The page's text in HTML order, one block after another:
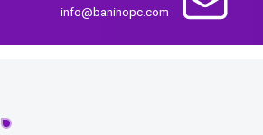
info@baninopc.com